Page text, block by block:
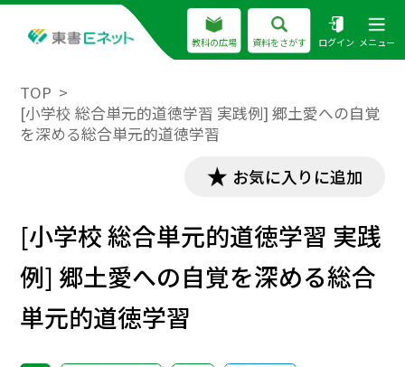
教科の広場 資料をさがす ログイン メニュー
TOP
[小学校 総合単元的道徳学習 実践例] 郷土愛への自覚
を深める総合単元的道徳学習
お気に入りに追加
[小学校 総合単元的道徳学習 実践
例] 郷土愛への自覚を深める総合
単元的道徳学習